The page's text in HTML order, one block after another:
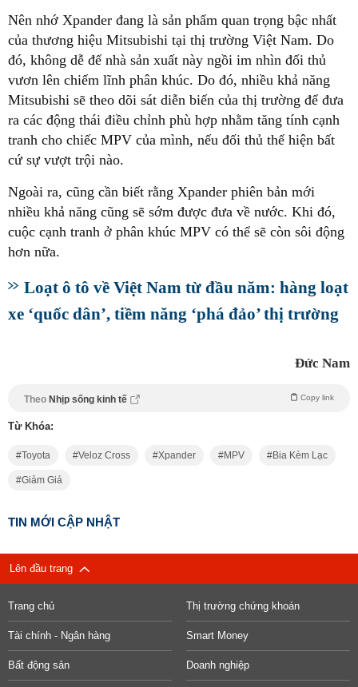
Nên nhớ Xpander đang là sản phẩm quan trọng bậc nhất
của thương hiệu Mitsubishi tại thị trường Việt Nam. Do
đó, không dễ để nhà sản xuất này ngồi im nhìn đối thủ
vươn lên chiếm lĩnh phân khúc. Do đó, nhiều khả năng
Mitsubishi sẽ theo dõi sát diễn biến của thị trường để đưa
ra các động thái điều chỉnh phù hợp nhằm tăng tính cạnh
tranh cho chiếc MPV của mình, nếu đối thủ thể hiện bất
cứ sự vượt trội nào.
Ngoài ra, cũng cần biết rằng Xpander phiên bản mới
nhiều khả năng cũng sẽ sớm được đưa về nước. Khi đó,
cuộc cạnh tranh ở phân khúc MPV có thể sẽ còn sôi động
hơn nữa.
Loạt ô tô về Việt Nam từ đầu năm: hàng loạt
xe ‘quốc dân’, tiềm năng ‘phá đảo’ thị trường
Đức Nam
Theo Nhịp sống kinh tế Copy link
Từ Khóa:
Toyota Veloz Cross Xpander MPV Bia Kèm Lạc
Giảm Giá
TIN MỚI CẬP NHẬT
Lên đầu trang
Trang chủ Thị trường chứng khoán
Tài chính - Ngân hàng Smart Money
Bất động sản Doanh nghiệp